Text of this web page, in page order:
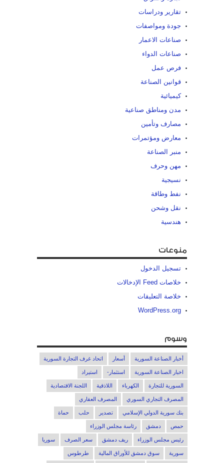
تقارير ودراسات
جودة ومواصفات
صناعات الاعمار
صناعات الدواء
فرص عمل
قوانين الصناعة
كيميائية
مدن ومناطق صناعية
مصارف وتأمين
معارض ومؤتمرات
منبر الصناعة
مهن وحرف
نسيجية
نفط وطاقة
نقل وشحن
هندسية
منوعات
تسجيل الدخول
خلاصات Feed الإدخالات
خلاصة التعليقات
WordPress.org
وسوم
أخبار الصناعة السورية أسعار اتحاد غرف التجارة السورية
اخبار الصناعة السورية استثمار- استيراد
السورية للتجارة الكهرباء اللاذقية اللجنة الاقتصادية
المصرف التجاري السوري المصرف العقاري
بنك سورية الدولي الإسلامي تصدير حلب حماة
حمص دمشق رئاسة مجلس الوزراء
رئيس مجلس الوزراء ريف دمشق سعر الصرف سوريا
سورية سوق دمشق للأوراق المالية طرطوس